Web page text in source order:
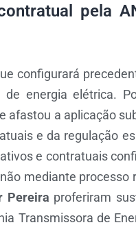
pela
configurará
energia elétrica.
afastou a aplicação
e da regulação
e contratuais
mediante
Pereira proferiram
Transmissora de